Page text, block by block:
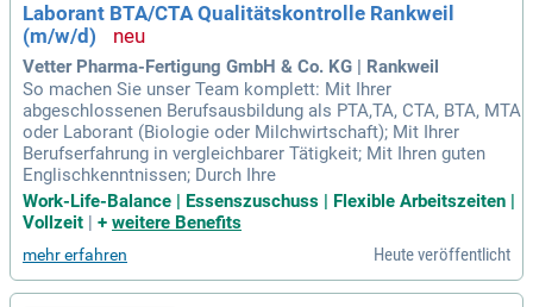
Laborant BTA/CTA Qualitätskontrolle Rankweil
(m/w/d)
Vetter Pharma-Fertigung GmbH & Co. KG | Rankweil
So machen Sie unser Team komplett: Mit Ihrer
abgeschlossenen Berufsausbildung als PTA,TA, CTA, BTA, MTA
oder Laborant (Biologie oder Milchwirtschaft); Mit Ihrer
Berufserfahrung in vergleichbarer Tätigkeit; Mit Ihren guten
Englischkenntnissen; Durch Ihre
Work-Life-Balance | Essenszuschuss | Flexible Arbeitszeiten |
Vollzeit | + weitere Benefits
mehr erfahren Heute veröffentlicht